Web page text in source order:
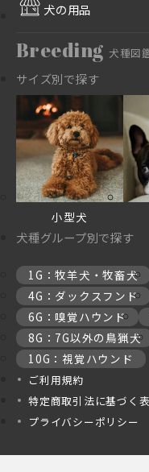
犬の用品
Breeding 犬種図
サイズ別で探す
小型犬
犬種グループ別で探す
1G：牧羊犬・牧畜犬
4G：ダックスフンド
6G：嗅覚ハウンド
8G：7G以外の鳥猟犬
10G：視覚ハウンド
ご利用規約
特定商取引法に基づく
プライバシーポリシー